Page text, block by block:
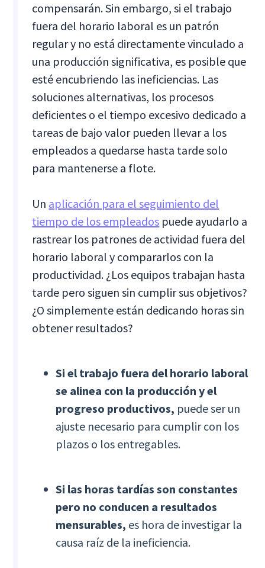
compensarán. Sin embargo, si el trabajo
fuera del horario laboral es un patrón
regular y no está directamente vinculado a
una producción significativa, es posible que
esté encubriendo las ineficiencias. Las
soluciones alternativas, los procesos
deficientes o el tiempo excesivo dedicado a
tareas de bajo valor pueden llevar a los
empleados a quedarse hasta tarde solo
para mantenerse a flote.
Un aplicación para el seguimiento del
tiempo de los empleados puede ayudarlo a
rastrear los patrones de actividad fuera del
horario laboral y compararlos con la
productividad. ¿Los equipos trabajan hasta
tarde pero siguen sin cumplir sus objetivos?
¿O simplemente están dedicando horas sin
obtener resultados?
Si el trabajo fuera del horario laboral
se alinea con la producción y el
progreso productivos, puede ser un
ajuste necesario para cumplir con los
plazos o los entregables.
Si las horas tardías son constantes
pero no conducen a resultados
mensurables, es hora de investigar la
causa raíz de la ineficiencia.